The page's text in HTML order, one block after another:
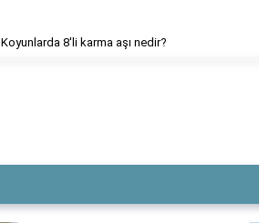
Koyunlarda 8'li karma aşı nedir?